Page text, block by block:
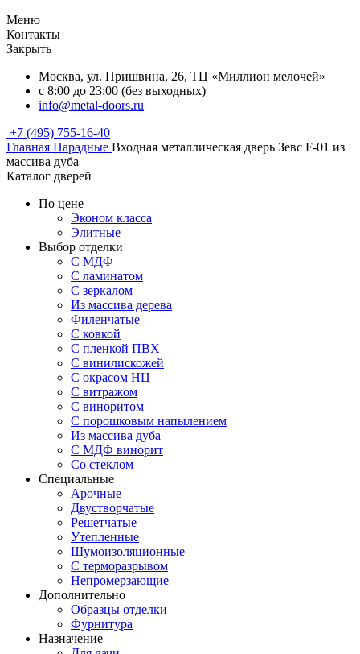
Меню
Контакты
Закрыть
Москва, ул. Пришвина, 26, ТЦ «Миллион мелочей»
с 8:00 до 23:00 (без выходных)
info@metal-doors.ru
+7 (495) 755-16-40
Главная Парадные Входная металлическая дверь Зевс F-01 из
массива дуба
Каталог дверей
По цене
Эконом класса
Элитные
Выбор отделки
С МДФ
С ламинатом
С зеркалом
Из массива дерева
Филенчатые
С ковкой
С пленкой ПВХ
С винилискожей
С окрасом НЦ
С витражом
С виноритом
С порошковым напылением
Из массива дуба
С МДФ винорит
Со стеклом
Специальные
Арочные
Двустворчатые
Решетчатые
Утепленные
Шумоизоляционные
С терморазрывом
Непромерзающие
Дополнительно
Образцы отделки
Фурнитура
Назначение